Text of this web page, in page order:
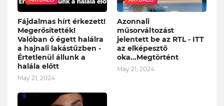
Fájdalmas hírt érkezett!
Megerősítették!
Valóban ő égett halálra
a hajnali lakástűzben -
Értetlenül állunk a
halála előtt
May 21, 2024
Azonnali
műsorváltozást
jelentett be az RTL - ITT
az elképesztő
oka...Megtörtént
May 21, 2024